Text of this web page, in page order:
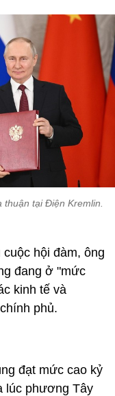
tại Điện Kremlin.
hội đàm, ông
đang ở "mức
kinh tế và
phủ.
đạt mức cao kỷ
lúc phương Tây